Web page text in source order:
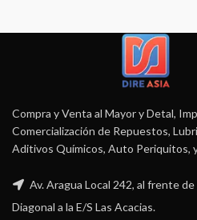
Compra y Venta al Mayor y Detal,
Comercialización de Repuestos,
Aditivos Químicos, Auto Periquitos,
Av. Aragua Local 242, al frente
Diagonal a la E/S Las Acacias.